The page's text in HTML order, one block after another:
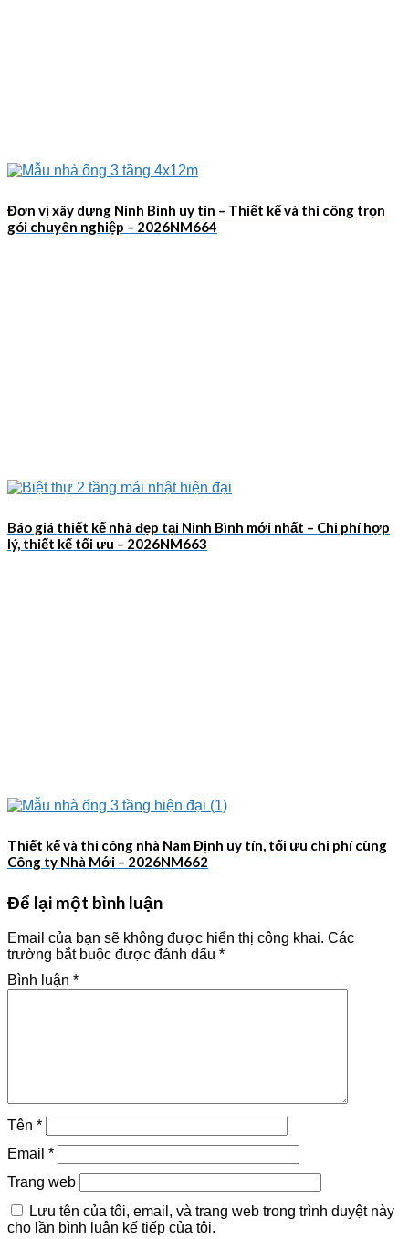
Đơn vị xây dựng Ninh Bình uy tín – Thiết kế và thi công trọn
gói chuyên nghiệp – 2026NM664
Báo giá thiết kế nhà đẹp tại Ninh Bình mới nhất – Chi phí hợp
lý, thiết kế tối ưu – 2026NM663
Thiết kế và thi công nhà Nam Định uy tín, tối ưu chi phí cùng
Công ty Nhà Mới – 2026NM662
Để lại một bình luận
Email của bạn sẽ không được hiển thị công khai. Các
trường bắt buộc được đánh dấu *
Bình luận *
Tên *
Email *
Trang web
Lưu tên của tôi, email, và trang web trong trình duyệt này
cho lần bình luận kế tiếp của tôi.